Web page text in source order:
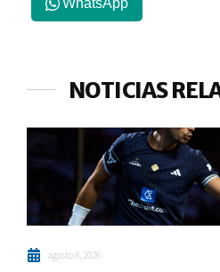
WhatsApp
NOTICIAS
agosto 8, 2026